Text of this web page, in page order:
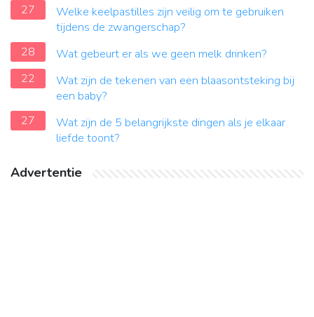
27
Welke keelpastilles zijn veilig om te gebruiken
tijdens de zwangerschap?
28
Wat gebeurt er als we geen melk drinken?
22
Wat zijn de tekenen van een blaasontsteking bij
een baby?
27
Wat zijn de 5 belangrijkste dingen als je elkaar
liefde toont?
Advertentie